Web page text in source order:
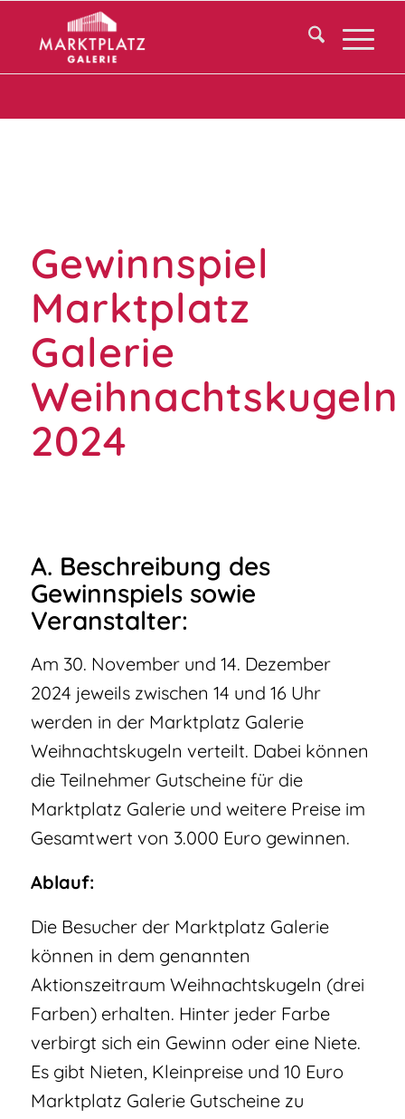
Gewinnspiel
Marktplatz
Galerie
Weihnachtskugeln
2024
A. Beschreibung des
Gewinnspiels sowie
Veranstalter:
Am 30. November und 14. Dezember
2024 jeweils zwischen 14 und 16 Uhr
werden in der Marktplatz Galerie
Weihnachtskugeln verteilt. Dabei können
die Teilnehmer Gutscheine für die
Marktplatz Galerie und weitere Preise im
Gesamtwert von 3.000 Euro gewinnen.
Ablauf:
Die Besucher der Marktplatz Galerie
können in dem genannten
Aktionszeitraum Weihnachtskugeln (drei
Farben) erhalten. Hinter jeder Farbe
verbirgt sich ein Gewinn oder eine Niete.
Es gibt Nieten, Kleinpreise und 10 Euro
Marktplatz Galerie Gutscheine zu